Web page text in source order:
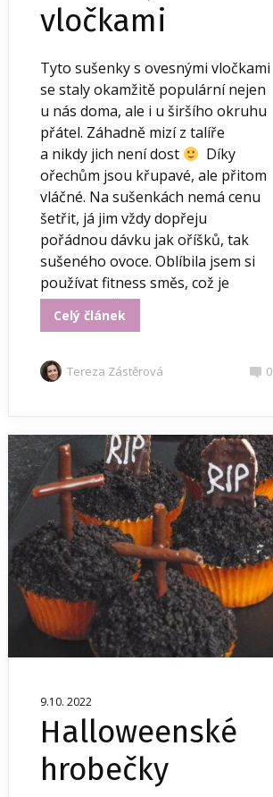
vločkami
Tyto sušenky s ovesnými vločkami
se staly okamžitě populární nejen
u nás doma, ale i u širšího okruhu
přátel. Záhadně mizí z talíře
a nikdy jich není dost
Díky
ořechům jsou křupavé, ale přitom
vláčné. Na sušenkách nemá cenu
šetřit, já jim vždy dopřeju
pořádnou dávku jak oříšků, tak
sušeného ovoce. Oblíbila jsem si
používat fitness směs, což je
kvalitní směs...
Celý článek
Tereza Zástěrová 0
9.10. 2022
Halloweenské
hrobečky